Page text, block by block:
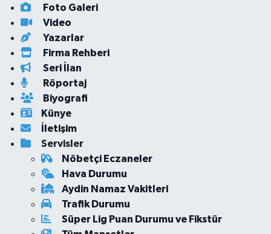
Foto Galeri
Video
Yazarlar
Firma Rehberi
Seri İlan
Röportaj
Biyografi
Künye
İletişim
Servisler
Nöbetçi Eczaneler
Hava Durumu
Aydin Namaz Vakitleri
Trafik Durumu
Süper Lig Puan Durumu ve Fikstür